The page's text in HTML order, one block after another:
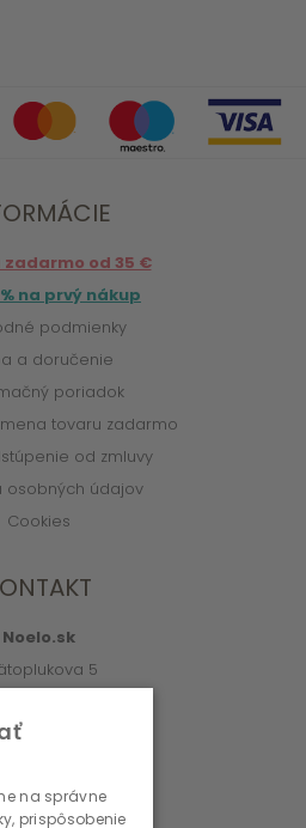
zadarmo od 35 €
na prvý nákup
podmienky
a doručenie
poriadok
tovaru zadarmo
od zmluvy
osobných údajov
Cookies
Noelo.sk
5
na správne
prispôsobenie